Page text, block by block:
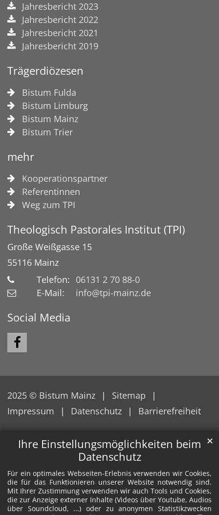
Ihre Einstellungsmöglichkeiten beim
Datenschutz
Für ein optimales Webseiten-Erlebnis verwenden wir Cookies,
die für das Funktionieren unserer Website notwendig sind.
Mit Ihrer Zustimmung verwenden wir auch Tools und Cookies,
die zur Anzeige externer Inhalte (Videos über Youtube, Audios
über Soundcloud, ...) oder zu anonymen Statistikzwecken
✕
Jahresbericht 2023
Jahresbericht 2022
Jahresbericht 2021
Jahresbericht 2019
Trägerdiözesen
Bistum Fulda
Bistum Limburg
Bistum Mainz
Bistum Trier
mehr
Kooperationspartner
Referentinnen
Weg zum TPI
Theologisch Pastorales Institut (TPI)
Große Weißgasse 15
55116 Mainz
Telefon: 06131 2 70 88-0
E-Mail:
info@tpi-mainz.de
Social Media
2025 © Bistum Mainz
Sitemap
Impressum
Datenschutz Barrierefreiheit